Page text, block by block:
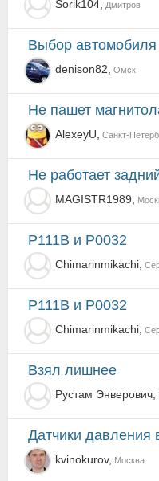
Sorik104, Дмитров
Выбор автомобиля
denison82, Омск
Не пашет
AlexeyU, Санкт-
Не работает
MAGISTR1989,
Р111В и Р0032
Chimarinmikachi,
Р111В и Р0032
Chimarinmikachi,
Взял лишнее
Рустам Энверович,
Датчики
kvinokurov, Москва